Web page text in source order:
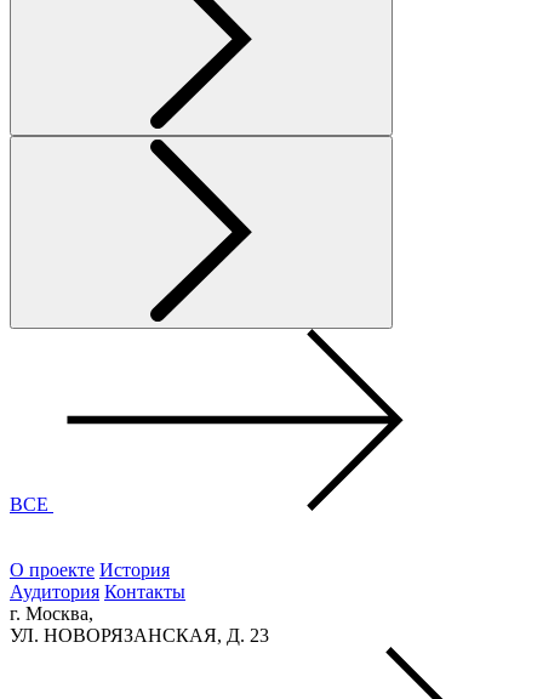
ВСЕ
О проекте История
Аудитория Контакты
г. Москва,
УЛ. НОВОРЯЗАНСКАЯ, Д. 23